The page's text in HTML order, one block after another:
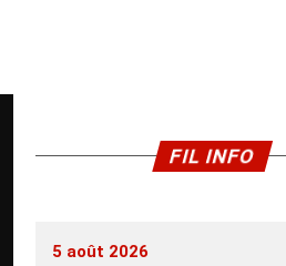
FIL INFO
5 août 2026